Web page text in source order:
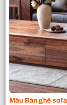
Mẫu Bàn ghế